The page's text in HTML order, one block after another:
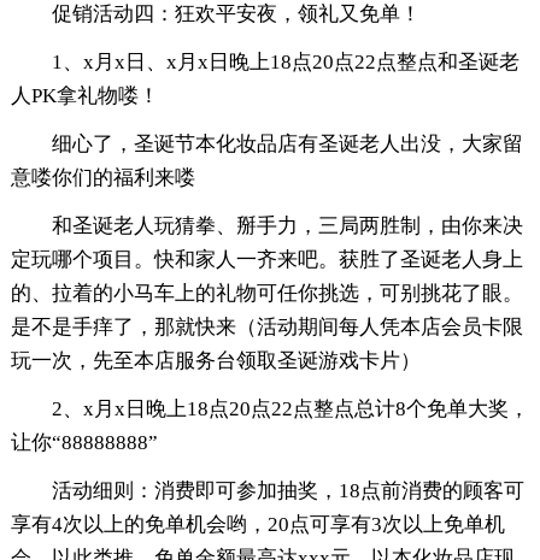
促销活动四：狂欢平安夜，领礼又免单！
1、x月x日、x月x日晚上18点20点22点整点和圣诞老
人PK拿礼物喽！
细心了，圣诞节本化妆品店有圣诞老人出没，大家留
意喽你们的福利来喽
和圣诞老人玩猜拳、掰手力，三局两胜制，由你来决
定玩哪个项目。快和家人一齐来吧。获胜了圣诞老人身上
的、拉着的小马车上的礼物可任你挑选，可别挑花了眼。
是不是手痒了，那就快来（活动期间每人凭本店会员卡限
玩一次，先至本店服务台领取圣诞游戏卡片）
2、x月x日晚上18点20点22点整点总计8个免单大奖，
让你“88888888”
活动细则：消费即可参加抽奖，18点前消费的顾客可
享有4次以上的免单机会哟，20点可享有3次以上免单机